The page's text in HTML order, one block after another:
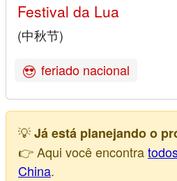
Festival da Lua
(中秋节)
feriado nacional
💡Já está planejando o
👉 Aqui você encontra
China.